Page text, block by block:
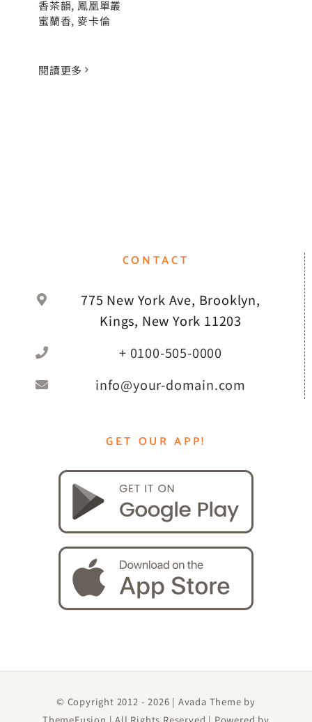
香茶韻, 鳳凰單叢
蜜蘭香, 麥卡倫
閱讀更多
CONTACT
775 New York Ave, Brooklyn,
Kings, New York 11203
+ 0100-505-0000
info@your-domain.com
GET OUR APP!
© Copyright 2012 -2026 | Avada Theme by